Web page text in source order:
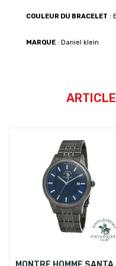
COULEUR DU BRACELET :
MARQUE : Daniel klein